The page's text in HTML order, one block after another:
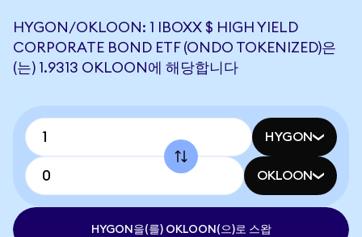
HYGON/OKLOON: 1 IBOXX $ HIGH YIELD
CORPORATE BOND ETF (ONDO TOKENIZED)은
(는) 1.9313 OKLOON에 해당합니다
HYGON
OKLOON
HYGON을(를) OKLOON(으)로 스왑